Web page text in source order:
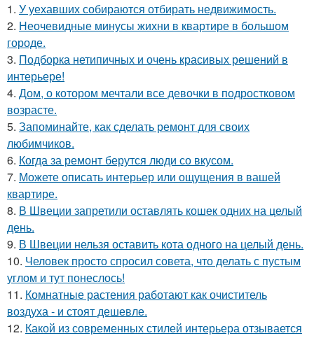
1. У уехавших собираются отбирать недвижимость.
2. Неочевидные минусы жихни в квартире в большом
городе.
3. Подборка нетипичных и очень красивых решений в
интерьере!
4. Дом, о котором мечтали все девочки в подростковом
возрасте.
5. Запоминайте, как сделать ремонт для своих
любимчиков.
6. Когда за ремонт берутся люди со вкусом.
7. Можете описать интерьер или ощущения в вашей
квартире.
8. В Швеции запретили оставлять кошек одних на целый
день.
9. В Швеции нельзя оставить кота одного на целый день.
10. Человек просто спросил совета, что делать с пустым
углом и тут понеслось!
11. Комнатные растения работают как очиститель
воздуха - и стоят дешевле.
12. Какой из современных стилей интерьера отзывается